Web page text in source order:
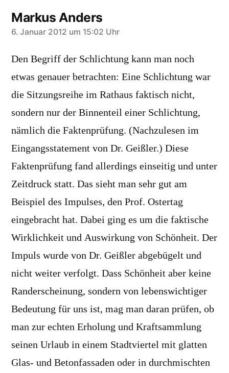
Markus Anders
sagt:
6. Januar 2012 um 15:02 Uhr
Den Begriff der Schlichtung kann man noch
etwas genauer betrachten: Eine Schlichtung war
die Sitzungsreihe im Rathaus faktisch nicht,
sondern nur der Binnenteil einer Schlichtung,
nämlich die Faktenprüfung. (Nachzulesen im
Eingangsstatement von Dr. Geißler.) Diese
Faktenprüfung fand allerdings einseitig und unter
Zeitdruck statt. Das sieht man sehr gut am
Beispiel des Impulses, den Prof. Ostertag
eingebracht hat. Dabei ging es um die faktische
Wirklichkeit und Auswirkung von Schönheit. Der
Impuls wurde von Dr. Geißler abgebügelt und
nicht weiter verfolgt. Dass Schönheit aber keine
Randerscheinung, sondern von lebenswichtiger
Bedeutung für uns ist, mag man daran prüfen, ob
man zur echten Erholung und Kraftsammlung
seinen Urlaub in einem Stadtviertel mit glatten
Glas- und Betonfassaden oder in durchmischten